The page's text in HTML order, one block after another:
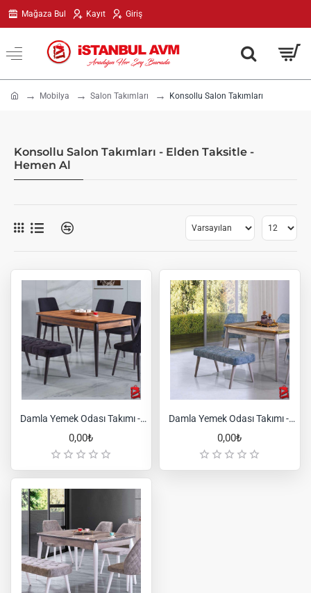
Mağaza Bul Kayıt Giriş
Mobilya Salon Takımları Konsollu Salon Takımları
Konsollu Salon Takımları - Elden Taksitle -
Hemen Al
Damla Yemek Odası Takımı - Hat Siyah
0,00₺
Damla Yemek Odası Takımı - Yıldız Gold
0,00₺